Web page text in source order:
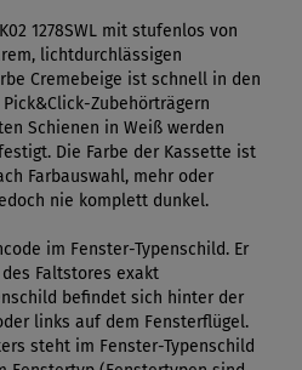
1278SWL mit stufenlos von
lichtdurchlässigen
Cremebeige ist schnell in den
Zubehörträgern
Schienen in Weiß werden
Die Farbe der Kassette ist
Farbauswahl, mehr oder
nie komplett dunkel.
im Fenster-Typenschild. Er
Faltstores exakt
befindet sich hinter der
links auf dem Fensterflügel.
steht im Fenster-Typenschild